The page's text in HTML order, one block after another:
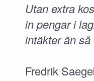
Utan extra
in pengar i
intäkter än
Fredrik